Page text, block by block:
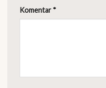
Komentar *